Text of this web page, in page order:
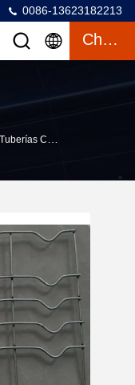
0086-13623182213
Charlar
CWC